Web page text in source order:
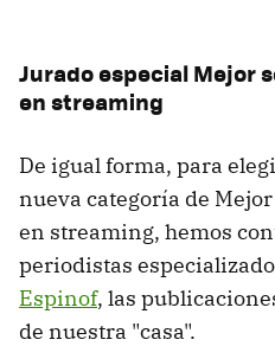
Jurado especial Mejor
en streaming
De igual forma, para
nueva categoría de
en streaming, hemos
periodistas
Espinof, las
de nuestra "casa".